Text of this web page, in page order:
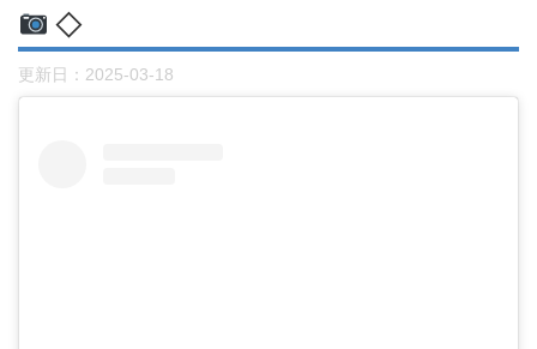
◇
更新日： 2025-03-18